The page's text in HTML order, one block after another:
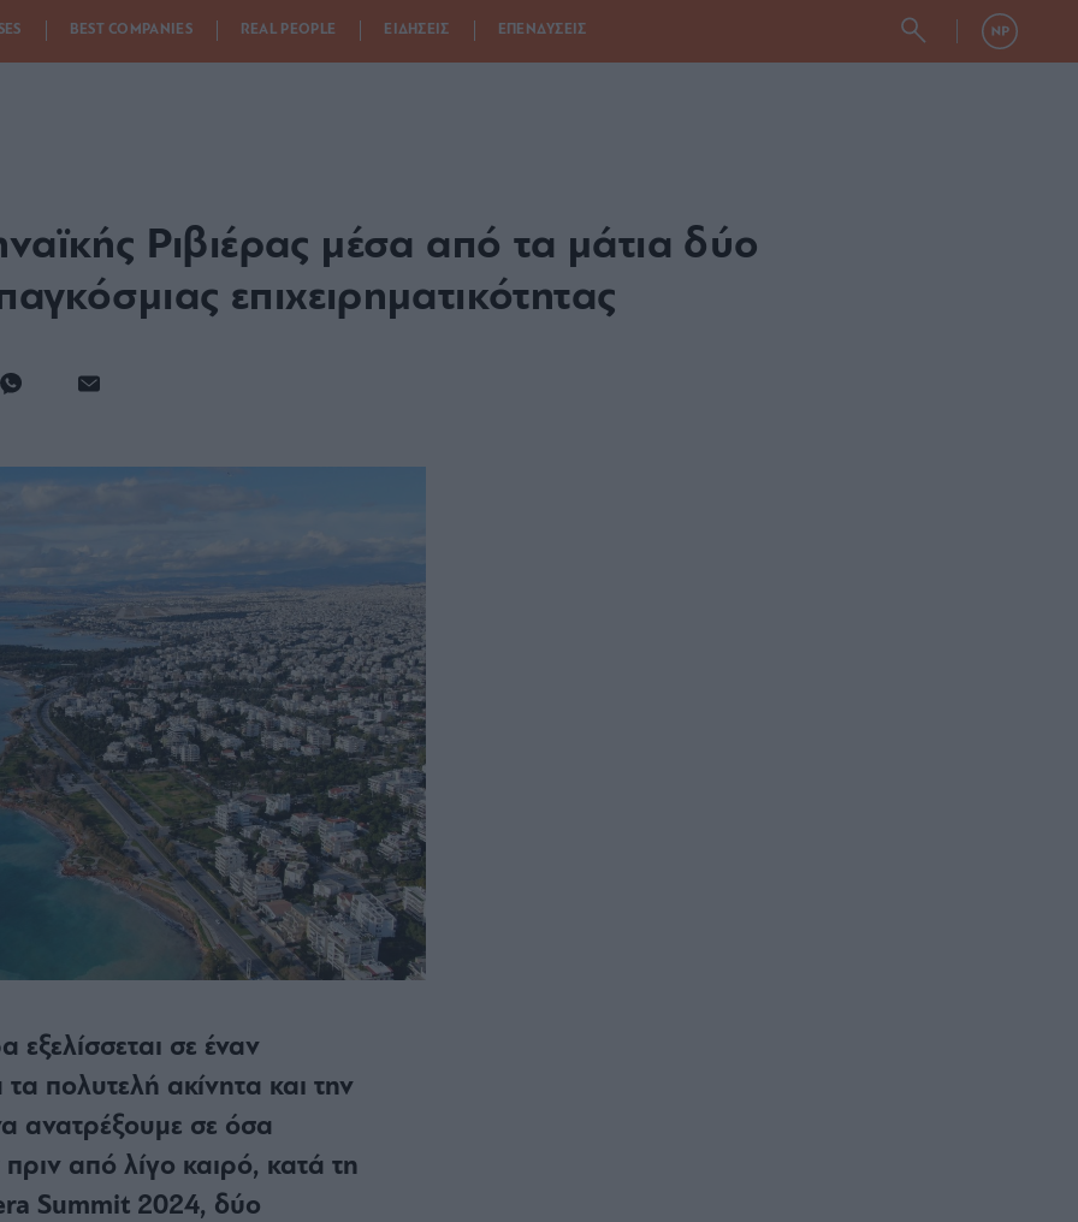
BEST COMPANIES REAL PEOPLE ΕΙΔΗΣΕΙΣ ΕΠΕΝΔΥΣΕΙΣ
Ριβιέρας μέσα από τα μάτια δύο
επιχειρηματικότητας
εξελίσσεται σε έναν
πολυτελή ακίνητα και την
ανατρέξουμε σε όσα
από λίγο καιρό, κατά τη
Summit 2024, δύο